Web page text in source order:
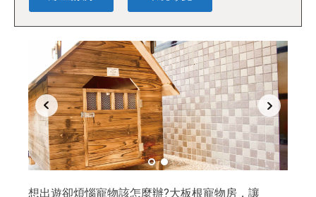
想出遊卻煩惱寵物該怎麼辦?大板根寵物房，讓